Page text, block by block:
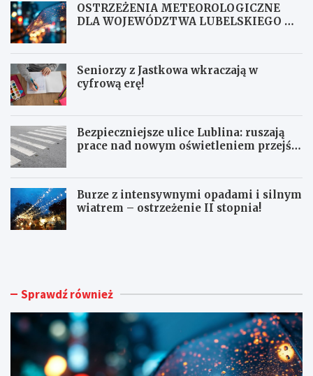
OSTRZEŻENIA METEOROLOGICZNE
DLA WOJEWÓDZTWA LUBELSKIEGO NR
Seniorzy z Jastkowa wkraczają w
cyfrową erę!
Bezpieczniejsze ulice Lublina: ruszają
prace nad nowym oświetleniem przejść
Burze z intensywnymi opadami i silnym
wiatrem – ostrzeżenie II stopnia!
O
E
E
N
S
r
y
Sprawdź również